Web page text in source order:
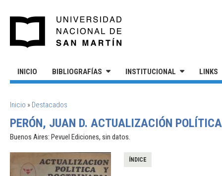
INICIO BIBLIOGRAFÍAS INSTITUCIONAL LINKS
SE ENCUENTRA USTED AQUÍ
Inicio » Destacados
PERÓN, JUAN D. ACTUALIZACIÓN
Buenos Aires: Pevuel Ediciones, sin datos.
ÍNDICE